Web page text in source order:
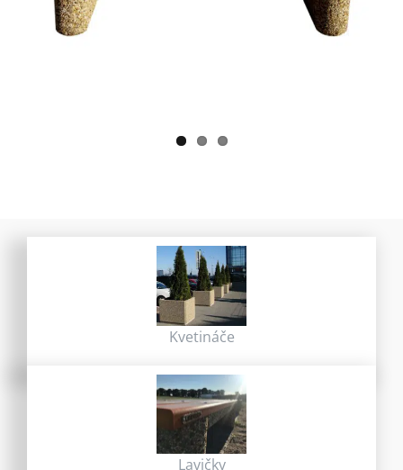
Kvetináče
Lavičky